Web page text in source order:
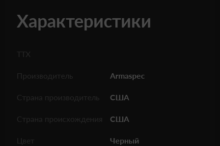
Характеристики
ТТХ
Производитель Armaspec
Страна производитель США
Страна происхождения США
Цвет Черный